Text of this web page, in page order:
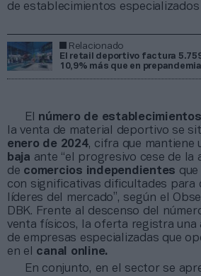
de establecimientos especializados
Relacionado
El retail deportivo factura
10,9% más que en prepandemia
El número de
la venta de material deportivo se
enero de 2024, cifra que mantiene
baja ante “el progresivo cese de la
de comercios independientes
con significativas dificultades para
líderes del mercado”, según el
DBK. Frente al descenso del
venta físicos, la oferta registra una
de empresas especializadas que
en el canal online.
En conjunto, en el sector se